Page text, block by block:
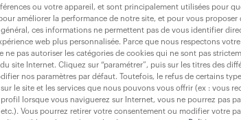
paris 18 (75018)
ou votre appareil, et sont principalement utilisées pour
améliorer la performance de notre site, et pour vous proposer
général, ces informations ne permettent pas de vous identifier
web plus personnalisée. Parce que nous respectons
ne pas autoriser les catégories de cookies qui ne sont pas
site Internet. Cliquez sur “paramétrer”, puis sur les titres des
nos paramètres par défaut. Toutefois, le refus de certains
le site et les services que nous pouvons vous offrir (ex : vous
lorsque vous naviguerez sur Internet, vous ne pourrez pas
etc.). Vous pourrez retirer votre consentement ou modifier votre